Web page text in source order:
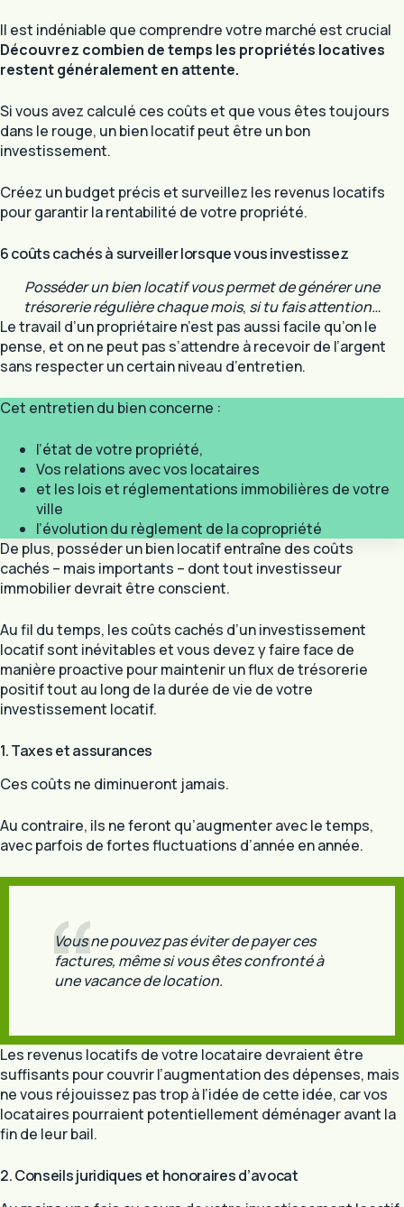
Il est indéniable que comprendre votre marché est crucial
Découvrez combien de temps les propriétés locatives
restent généralement en attente.
Si vous avez calculé ces coûts et que vous êtes toujours
dans le rouge, un bien locatif peut être un bon
investissement.
Créez un budget précis et surveillez les revenus locatifs
pour garantir la rentabilité de votre propriété.
6 coûts cachés à surveiller lorsque vous investissez
Posséder un bien locatif vous permet de générer une
trésorerie régulière chaque mois, si tu fais attention…
Le travail d’un propriétaire n’est pas aussi facile qu’on le
pense, et on ne peut pas s’attendre à recevoir de l’argent
sans respecter un certain niveau d’entretien.
Cet entretien du bien concerne :
l’état de votre propriété,
Vos relations avec vos locataires
et les lois et réglementations immobilières de votre
ville
l’évolution du règlement de la copropriété
De plus, posséder un bien locatif entraîne des coûts
cachés – mais importants – dont tout investisseur
immobilier devrait être conscient.
Au fil du temps, les coûts cachés d’un investissement
locatif sont inévitables et vous devez y faire face de
manière proactive pour maintenir un flux de trésorerie
positif tout au long de la durée de vie de votre
investissement locatif.
1. Taxes et assurances
Ces coûts ne diminueront jamais.
Au contraire, ils ne feront qu’augmenter avec le temps,
avec parfois de fortes fluctuations d’année en année.
Vous ne pouvez pas éviter de payer ces
factures, même si vous êtes confronté à
une vacance de location.
Les revenus locatifs de votre locataire devraient être
suffisants pour couvrir l’augmentation des dépenses, mais
ne vous réjouissez pas trop à l’idée de cette idée, car vos
locataires pourraient potentiellement déménager avant la
fin de leur bail.
2. Conseils juridiques et honoraires d’avocat